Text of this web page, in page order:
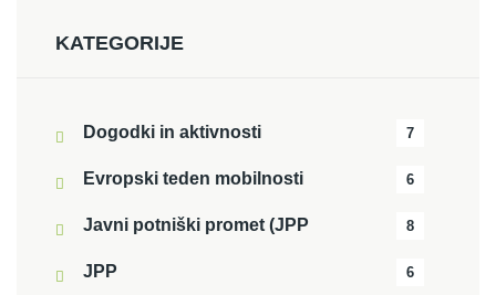
KATEGORIJE
Dogodki in aktivnosti 7
Evropski teden mobilnosti 6
Javni potniški promet (JPP 8
JPP 6